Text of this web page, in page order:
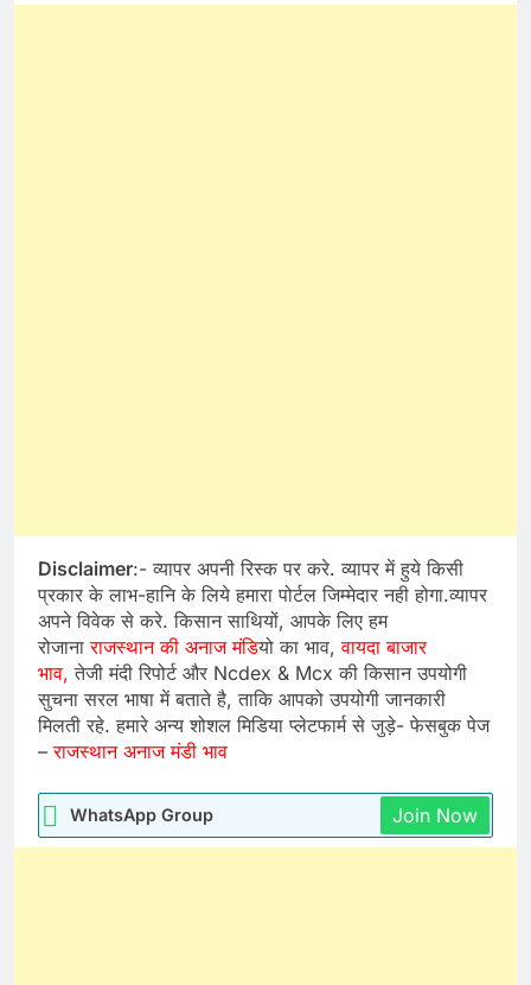
Disclaimer:- व्यापर अपनी रिस्क पर करे. व्यापर में हुये किसी
प्रकार के लाभ-हानि के लिये हमारा पोर्टल जिम्मेदार नही होगा.व्यापर
अपने विवेक से करे. किसान साथियों, आपके लिए हम
रोजानाराजस्थान की अनाज मंडियो का भाव, वायदा बाजार
भाव, तेजी मंदी रिपोर्ट और Ncdex & Mcx की किसान उपयोगी
सुचना सरल भाषा में बताते है, ताकि आपको उपयोगी जानकारी
मिलती रहे. हमारे अन्य शोशल मिडिया प्लेटफार्म से जुड़े- फेसबुक पेज
–राजस्थान अनाज मंडी भाव
WhatsApp Group Join Now